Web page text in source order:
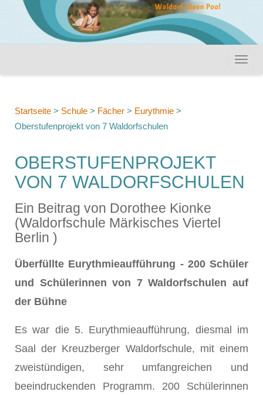
Startseite > Schule > Fächer > Eurythmie >
Oberstufenprojekt von 7 Waldorfschulen
OBERSTUFENPROJEKT
VON 7 WALDORFSCHULEN
Ein Beitrag von Dorothee Kionke
(Waldorfschule Märkisches Viertel
Berlin )
Überfüllte Eurythmieaufführung - 200 Schüler
und Schülerinnen von 7 Waldorfschulen auf
der Bühne
Es war die 5. Eurythmieaufführung, diesmal im
Saal der Kreuzberger Waldorfschule, mit einem
zweistündigen, sehr umfangreichen und
beeindruckenden Programm. 200 Schülerinnen